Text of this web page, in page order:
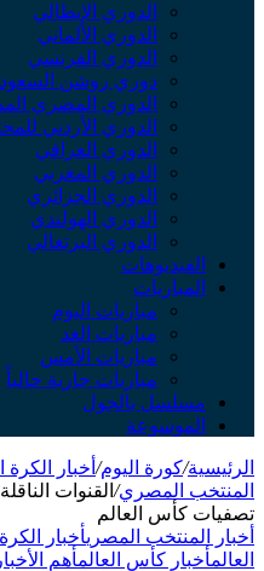
الدوري الإيطالي
الدوري الألماني
الدوري الفرنسي
دوري روشن
الدوري المصري
الدوري الأردني
الدوري العراقي
الدوري المغربي
الدوري الجزائري
الدوري الهولندي
الدوري البرتغالي
الفيديوهات
المباريات
مباريات اليوم
مباريات الغد
مباريات الأمس
مباريات جارية حالياً
مسلسل بالجول
الموسوعة
الرئيسية/كورة اليوم/ أخبار الكرة
المنتخب المصري/ القنوات
تصفيات كأس العالم
أخبار المنتخب المصريأخبار
العالمأخبار كأس العالمأهم الأخبار